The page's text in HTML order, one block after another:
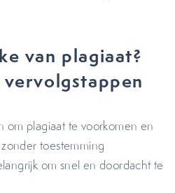
van plagiaat?
om plagiaat te voorkomen en
toestemming
om snel en doordacht te